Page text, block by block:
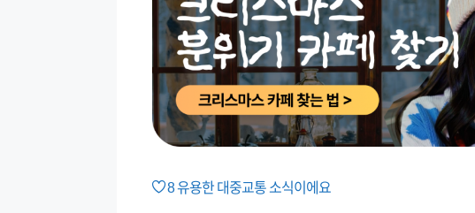
8유용한 대중교통 소식이에요